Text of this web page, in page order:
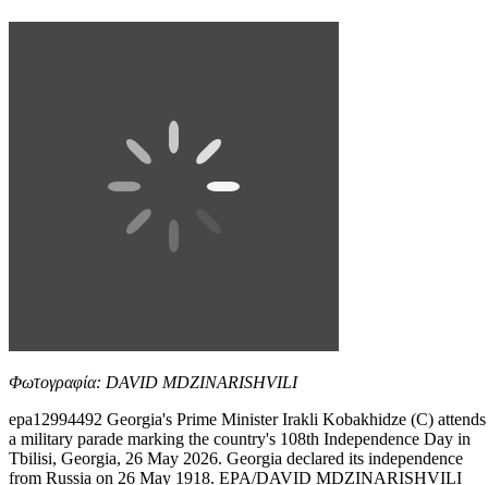
Φωτογραφία: DAVID MDZINARISHVILI
epa12994492 Georgia's Prime Minister Irakli Kobakhidze (C) attends
a military parade marking the country's 108th Independence Day in
Tbilisi, Georgia, 26 May 2026. Georgia declared its independence
from Russia on 26 May 1918. EPA/DAVID MDZINARISHVILI